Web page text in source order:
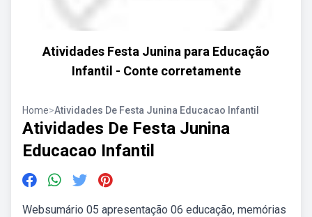
Atividades Festa Junina para Educação
Infantil - Conte corretamente
Home>Atividades De Festa Junina Educacao Infantil
Atividades De Festa Junina
Educacao Infantil
Websumário 05 apresentação 06 educação, memórias